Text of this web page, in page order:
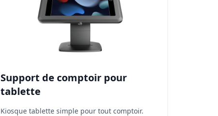
Support de comptoir pour
tablette
Kiosque tablette simple pour tout comptoir.